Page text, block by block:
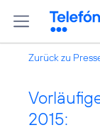
Zurück zu
2015: